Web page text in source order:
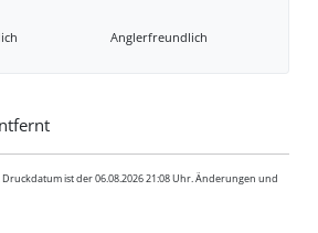
Anglerfreundlich
ist der 06.08.2026 21:08 Uhr. Änderungen und